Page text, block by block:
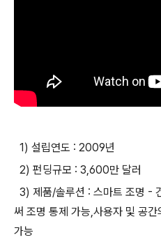
1) 설립연도 : 2009년
2) 펀딩규모 : 3,600만 달러
3) 제품/솔루션 : 스마트 조명 -
써 조명 통제 가능,사용자 및 공
가능